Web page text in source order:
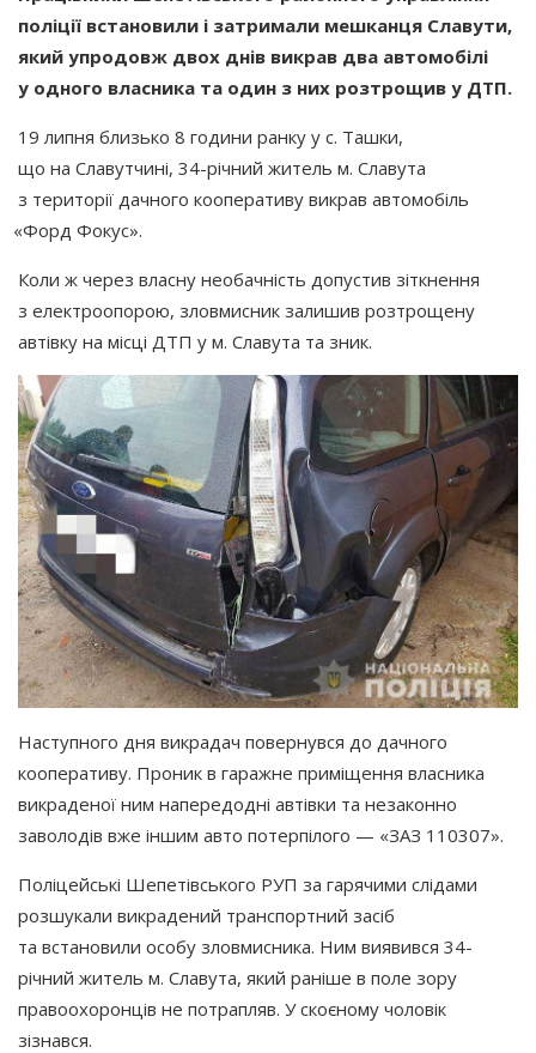
поліції встановили і затримали мешканця Славути,
який упродовж двох днів викрав два автомобілі
у одного власника та один з них розтрощив у ДТП.
19 липня близько 8 години ранку у с. Ташки,
що на Славутчині, 34-річний житель м. Славута
з території дачного кооперативу викрав автомобіль
«Форд Фокус».
Коли ж через власну необачність допустив зіткнення
з електроопорою, зловмисник залишив розтрощену
автівку на місці ДТП у м. Славута та зник.
Наступного дня викрадач повернувся до дачного
кооперативу. Проник в гаражне приміщення власника
викраденої ним напередодні автівки та незаконно
заволодів вже іншим авто потерпілого — «ЗАЗ 110307».
Поліцейські Шепетівського РУП за гарячими слідами
розшукали викрадений транспортний засіб
та встановили особу зловмисника. Ним виявився 34-
річний житель м. Славута, який раніше в поле зору
правоохоронців не потрапляв. У скоєному чоловік
зізнався.